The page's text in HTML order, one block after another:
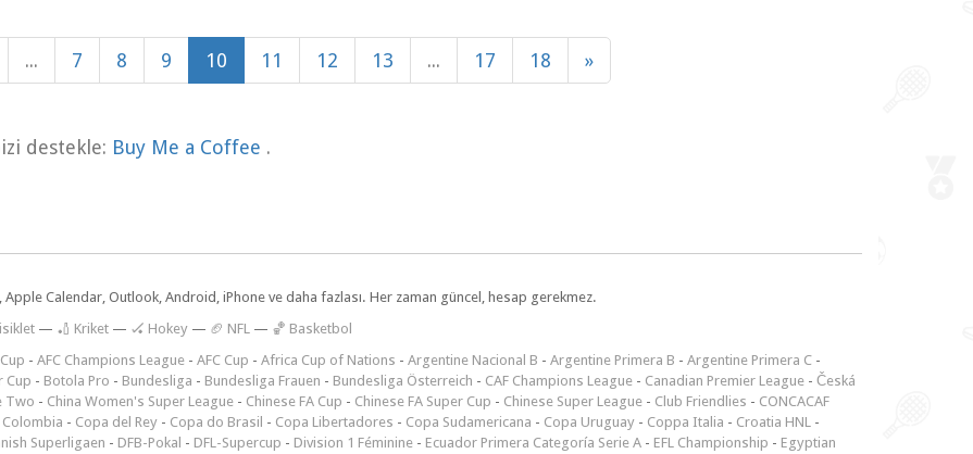
... 7 8 9 10 11 12 13 ... 17 18 »
destekle: Buy Me a Coffee .
Calendar, Outlook, Android, iPhone ve daha fazlası. Her zaman güncel, hesap gerekmez.
— 🏏 Kriket — 🏑 Hokey — 🏈 NFL — 🏀 Basketbol
- AFC Champions League - AFC Cup - Africa Cup of Nations - Argentine Nacional B - Argentine Primera B - Argentine Primera C -
Cup - Botola Pro - Bundesliga - Bundesliga Frauen - Bundesliga Österreich - CAF Champions League - Canadian Premier League - Česká
Two - China Women's Super League - Chinese FA Cup - Chinese FA Super Cup - Chinese Super League - Club Friendlies - CONCACAF
Colombia - Copa del Rey - Copa do Brasil - Copa Libertadores - Copa Sudamericana - Copa Uruguay - Coppa Italia - Croatia HNL -
Superligaen - DFB-Pokal - DFL-Supercup - Division 1 Féminine - Ecuador Primera Categoría Serie A - EFL Championship - Egyptian